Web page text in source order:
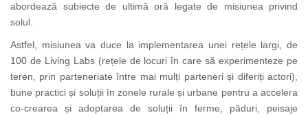
abordează subiecte de ultimă oră legate de misiunea privind
solul.
Astfel, misiunea va duce la implementarea unei rețele largi, de
100 de Living Labs (rețele de locuri în care să experimenteze pe
teren, prin parteneriate între mai mulți parteneri și diferiți actori),
bune practici și soluții în zonele rurale și urbane pentru a accelera
co-crearea și adoptarea de soluții în ferme, păduri, peisaje